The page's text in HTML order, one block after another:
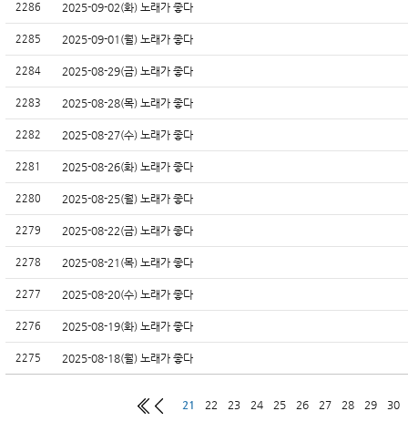
2286 2025-09-02(화) 노래가 좋다
2285 2025-09-01(월) 노래가 좋다
2284 2025-08-29(금) 노래가 좋다
2283 2025-08-28(목) 노래가 좋다
2282 2025-08-27(수) 노래가 좋다
2281 2025-08-26(화) 노래가 좋다
2280 2025-08-25(월) 노래가 좋다
2279 2025-08-22(금) 노래가 좋다
2278 2025-08-21(목) 노래가 좋다
2277 2025-08-20(수) 노래가 좋다
2276 2025-08-19(화) 노래가 좋다
2275 2025-08-18(월) 노래가 좋다
21 22 23 24 25 26 27 28 29 30